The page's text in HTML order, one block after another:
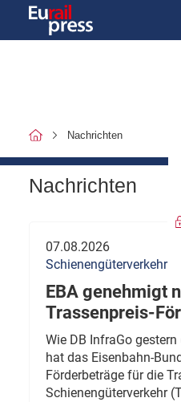
Nachrichten
Nachrichten
07.08.2026
Schienengüterverkehr
EBA genehmigt
Trassenpreis-
Wie DB InfraGo
hat das Eisenbahn-
Förderbeträge für die
Schienengüterverkehr